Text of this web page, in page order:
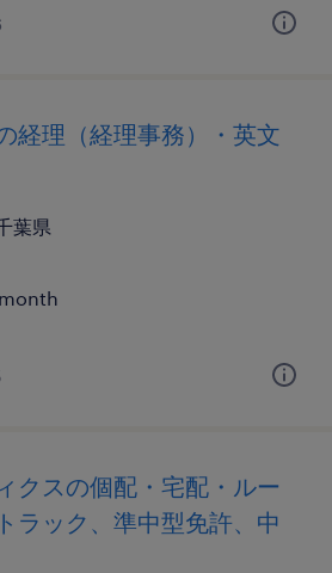
経理（経理事務）・英文
葉県
クスの個配・宅配・ルー
ラック、準中型免許、中